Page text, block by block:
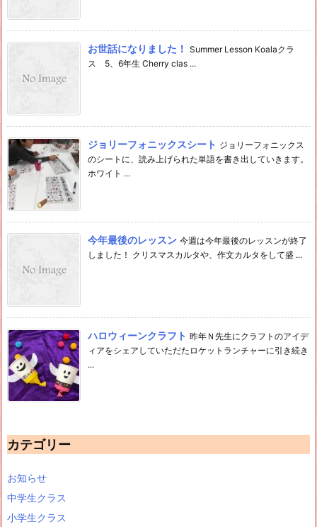
お世話になりました！ Summer Lesson Koalaクラ
ス 5、6年生 Cherry clas ...
ジョリーフォニックスシート ジョリーフォニックス
のシートに、読み上げられた単語を書き出していきます。
ホワイト ...
今年最後のレッスン 今週は今年最後のレッスンが終了
しました！ クリスマスカルタや、作文カルタをして盛 ...
ハロウィーンクラフト 昨年Ｎ先生にクラフトのアイデ
ィアをシェアしていただたロケットランチャーに引き続き
...
カテゴリー
お知らせ
中学生クラス
小学生クラス